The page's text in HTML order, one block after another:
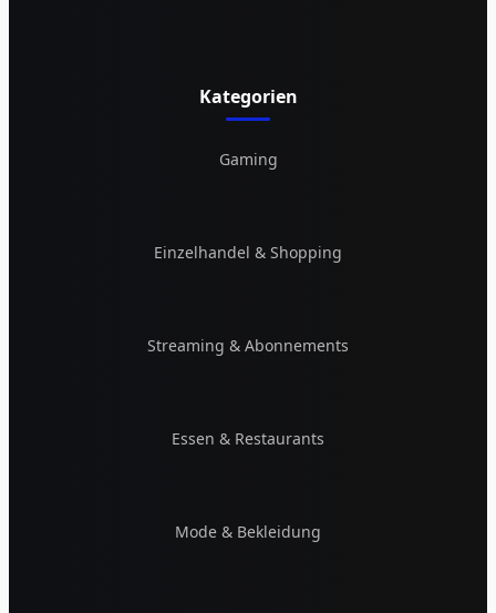
Kategorien
Gaming
Einzelhandel & Shopping
Streaming & Abonnements
Essen & Restaurants
Mode & Bekleidung